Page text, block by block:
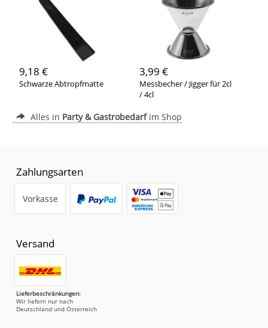
9,18 €
Schwarze Abtropfmatte
3,99 €
Messbecher / Jigger für 2cl
/ 4cl
Alles in Party & Gastrobedarfim Shop
Zahlungsarten
Vorkasse
Versand
Lieferbeschränkungen:
Wir liefern nur nach
Deutschland und Österreich